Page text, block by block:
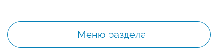
Меню раздела